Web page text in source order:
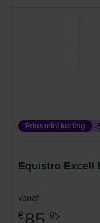
Prins mini korting -
Equistro Excell
vanaf
€ 95